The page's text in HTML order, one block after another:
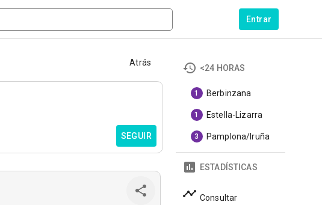
Entrar
Atrás
SEGUIR
<24 HORAS
1 Berbinzana
1 Estella-Lizarra
3 Pamplona/Iruña
ESTADÍSTICAS
Consultar